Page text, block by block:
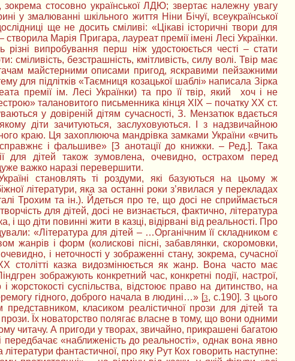
зокрема стосовно української ЛДЮ; звертає належну увагу
у змалюванні шкільного життя Ніни Бічуї, всеукраїнської
ще не досить сміливі: «Цікаві історичні твори для
Марія Пригара, лауреат премії імені Лесі Українки.
випробування перш ніж удостоюється честі – стати
безстрашність, кмітливість, силу волі. Твір має
майстерними описами пригод, яскравими пейзажними
для підлітків «Таємниця козацької шаблі» написала Зірка
премії ім. Лесі Українки) та про її твір, який хоч і не
талановитого письменника кінця ХІХ – початку ХХ ст.
у довіреній дітям сучасності, З. Мензатюк вдається
діти зачитуються, заслуховуються. І з надзвичайною
краю. Ця захоплююча мандрівка замками України «вчить
і фальшиве» [З анотації до книжки. – Ред.]. Така
для дітей також зумовлена, очевидно, острахом перед
важко наразі перевершити.
становлять ті роздуми, які базуються на цьому ж
літератури, яка за останні роки з’явилася у перекладах
Трохим та ін.). Йдеться про те, що досі не сприймається
для дітей, досі не визнається, фактично, література
що діти повинні жити в казці, відірвані від реальності. Про
«Література для дітей – …Органічним її складником є
жанрів і форм (колискові пісні, забавлянки, скоромовки,
і неточності у зображенні стану, зокрема, сучасної
столітті казка видозмінюється як жанр. Вона часто має
зображують конкретний час, конкретні події, настрої,
жорстокості суспільства, відстоює право на дитинство, на
гідного, доброго начала в людині…» [3, с.190]. З цього
класиком реалістичної прози для дітей та
Їх новаторство полягає власне в тому, що вони одними
читачу. А пригоди у творах, звичайно, прикрашені багатою
«наближеність до реальності», однак вона явно
літератури фантастичної, про яку Рут Кох говорить наступне: